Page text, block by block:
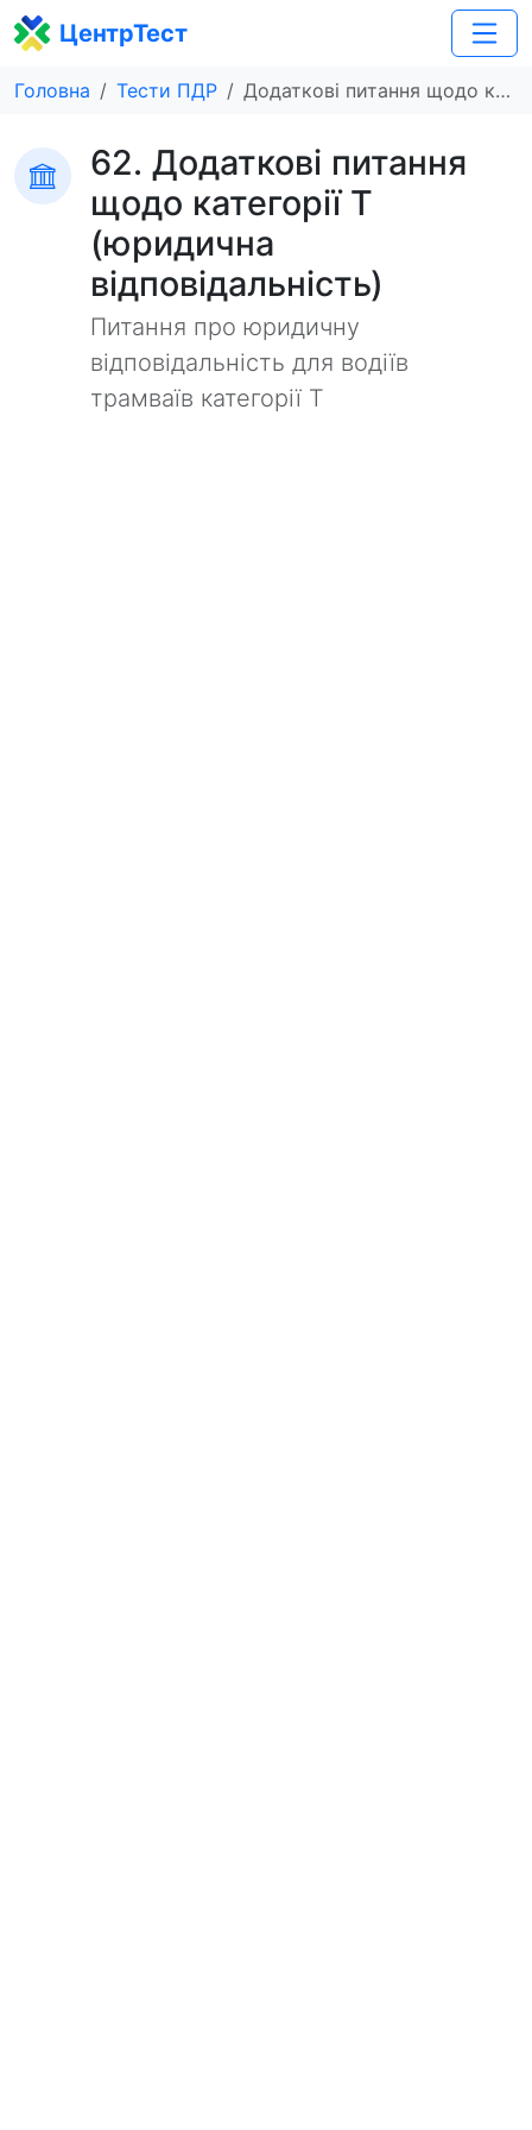
ЦентрТест
Головна Тести ПДР Додаткові питання щодо категорії Т (юридична відповідальність)
62. Додаткові питання
щодо категорії Т
(юридична
відповідальність)
Питання про юридичну
відповідальність для водіїв
трамваїв категорії Т